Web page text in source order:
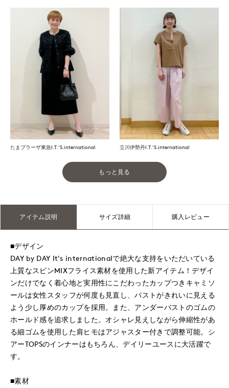
たまプラーザ東急I.T.'S.international 立川伊勢丹I.T.'S.international
もっと見る
アイテム説明 サイズ詳細 購入レビュー
■デザイン
DAY by DAY It's internationalで絶大な支持をいただいている
上質なスビンMIXフライス素材を使用した新アイテム！デザイ
ンだけでなく着心地と実用性にこだわったカップつきキャミソ
ールは女性スタッフが何度も見直し、バストがきれいに見える
よう少し厚めのカップを採用。また、アンダーバストのゴムの
ホールド感を追求しました。オシャレ見えしながら伸縮性があ
る細ゴムを使用した肩ヒモはアジャスター付きで調整可能。シ
アーTOPSのインナーはもちろん、デイリーユースに大活躍で
す。
■素材